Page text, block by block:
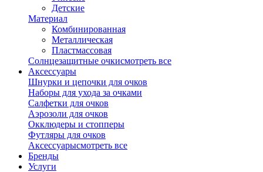
Детские
Материал
Комбинированная
Металлическая
Пластмассовая
Солнцезащитные очкисмотреть все
Аксессуары
Шнурки и цепочки для очков
Наборы для ухода за очками
Салфетки для очков
Аэрозоли для очков
Окклюдеры и стопперы
Футляры для очков
Аксессуарысмотреть все
Бренды
Услуги